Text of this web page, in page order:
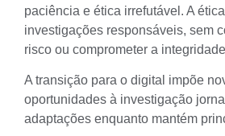
paciência e ética irrefutável. A
investigações responsáveis, sem
risco ou comprometer a
A transição para o digital impõe
oportunidades à investigação
adaptações enquanto mantém